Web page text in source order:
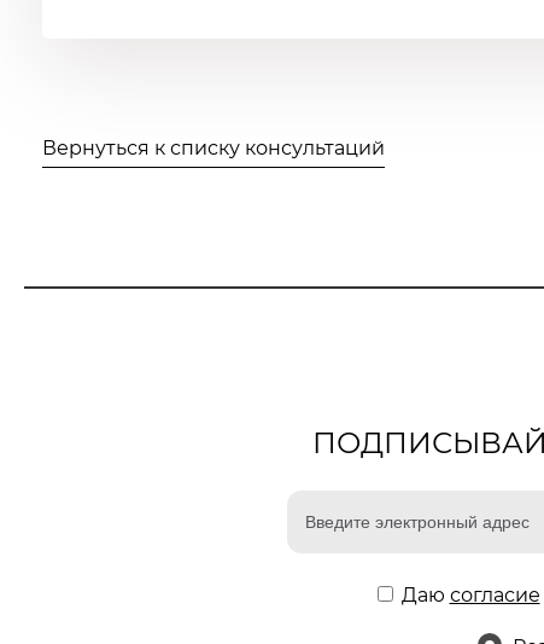
Вернуться к списку консультаций
Даю согласие